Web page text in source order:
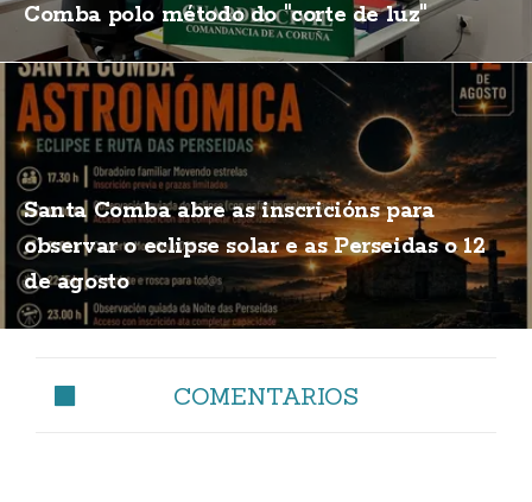
Comba polo método do "corte de luz"
Santa Comba abre as inscricións para
observar o eclipse solar e as Perseidas o 12
de agosto
COMENTARIOS